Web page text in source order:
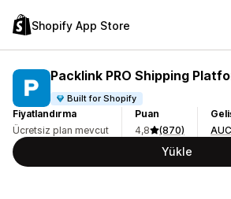
Shopify App Store
Packlink PRO Shipping
Built for Shopify
Fiyatlandırma
Ücretsiz plan mevcut
Puan
4,8
(870)
Yükle